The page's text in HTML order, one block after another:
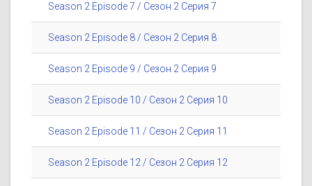
Season 2 Episode 7 / Сезон 2 Серия 7
Season 2 Episode 8 / Сезон 2 Серия 8
Season 2 Episode 9 / Сезон 2 Серия 9
Season 2 Episode 10 / Сезон 2 Серия 10
Season 2 Episode 11 / Сезон 2 Серия 11
Season 2 Episode 12 / Сезон 2 Серия 12